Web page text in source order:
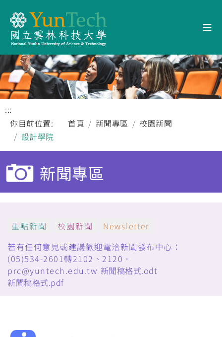
:::
你目前位置:
首頁 新聞專區
校園新聞
設計學院
新聞專區
重點新聞 校園新聞
Newsletter
若有任何意見或建議歡迎電洽新聞發布中心：
(05)534-2601轉2102、2120．
prc@yuntech.edu.tw 新聞稿格式.odt
新聞稿格式.pdf